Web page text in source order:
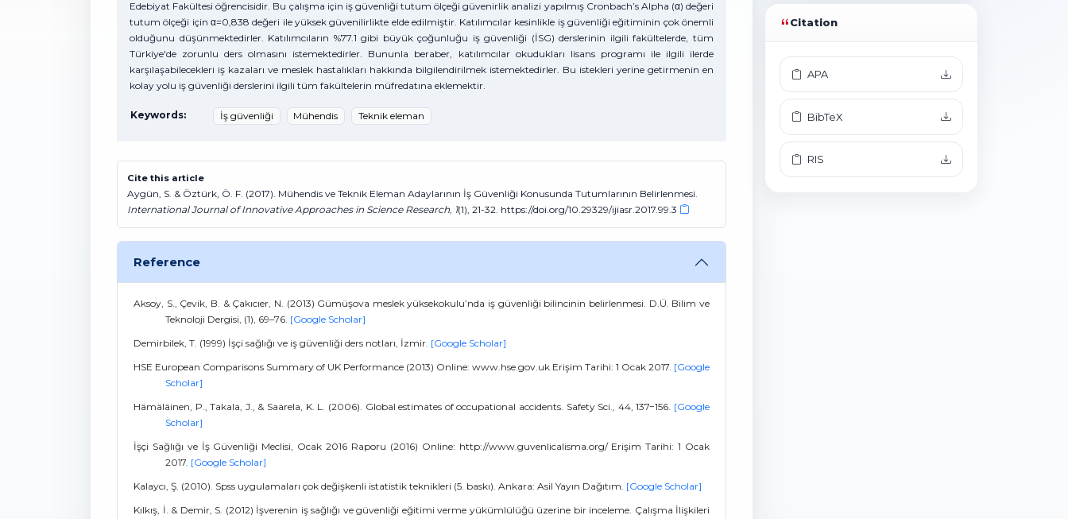
Edebiyat Fakültesi öğrencisidir. Bu çalışma için iş güvenliği tutum ölçeği güvenirlik analizi yapılmış Cronbach’s Alpha (α) değeri
tutum ölçeği için α=0,838 değeri ile yüksek güvenilirlikte elde edilmiştir. Katılımcılar kesinlikle iş güvenliği eğitiminin çok önemli
olduğunu düşünmektedirler. Katılımcıların %77.1 gibi büyük çoğunluğu iş güvenliği (İSG) derslerinin ilgili fakültelerde, tüm
Türkiye'de zorunlu ders olmasını istemektedirler. Bununla beraber, katılımcılar okudukları lisans programı ile ilgili ilerde
karşılaşabilecekleri iş kazaları ve meslek hastalıkları hakkında bilgilendirilmek istemektedirler. Bu istekleri yerine getirmenin en
kolay yolu iş güvenliği derslerini ilgili tüm fakültelerin müfredatına eklemektir.
Keywords: İş güvenliği Mühendis Teknik eleman
Cite this article
Aygün, S. & Öztürk, Ö. F. (2017). Mühendis ve Teknik Eleman Adaylarının İş Güvenliği Konusunda Tutumlarının Belirlenmesi.
International Journal of Innovative Approaches in Science Research 1(1), 21-32. https://doi.org/10.29329/ijiasr.2017.99.3
Reference
Aksoy, S., Çevik, B. & Çakıcıer, N. (2013) Gümüşova meslek yüksekokulu’nda iş güvenliği bilincinin belirlenmesi. D.Ü. Bilim ve
Teknoloji Dergisi, (1), 69–76. [Google Scholar]
Demirbilek, T. (1999) İşçi sağlığı ve iş güvenliği ders notları, İzmir. [Google Scholar]
HSE European Comparisons Summary of UK Performance (2013) Online: www.hse.gov.uk Erişim Tarihi: 1 Ocak 2017. [Google
Scholar]
Hämäläinen, P., Takala, J., & Saarela, K. L. (2006). Global estimates of occupational accidents. Safety Sci., 44, 137−156. [Google
Scholar]
İşçi Sağlığı ve İş Güvenliği Meclisi, Ocak 2016 Raporu (2016) Online: http://www.guvenlicalisma.org/ Erişim Tarihi: 1 Ocak
2017. [Google Scholar]
Kalaycı, Ş. (2010). Spss uygulamaları çok değişkenli istatistik teknikleri (5. baskı). Ankara: Asil Yayın Dağıtım. [Google Scholar]
Kılkış, İ. & Demir, S. (2012) İşverenin iş sağlığı ve güvenliği eğitimi verme yükümlülüğü üzerine bir inceleme. Çalışma İlişkileri
Citation
APA
BibTeX
RIS